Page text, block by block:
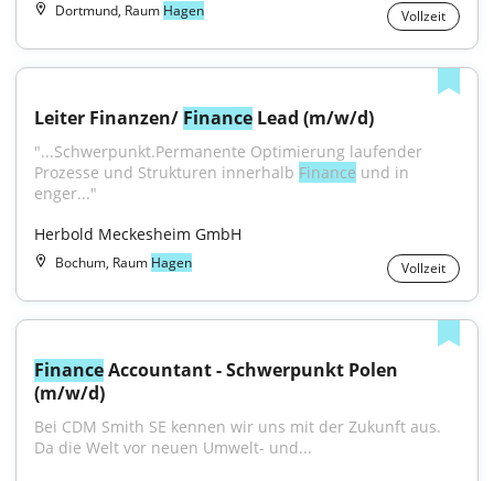
Dortmund, Raum Hagen Vollzeit
Leiter Finanzen/ Finance Lead (m/w/d)
"...Schwerpunkt.Permanente Optimierung laufender
Prozesse und Strukturen innerhalb Finance und in
enger..."
Herbold Meckesheim GmbH
Bochum, Raum Hagen Vollzeit
Finance Accountant - Schwerpunkt Polen
(m/w/d)
Bei CDM Smith SE kennen wir uns mit der Zukunft aus.
Da die Welt vor neuen Umwelt- und...